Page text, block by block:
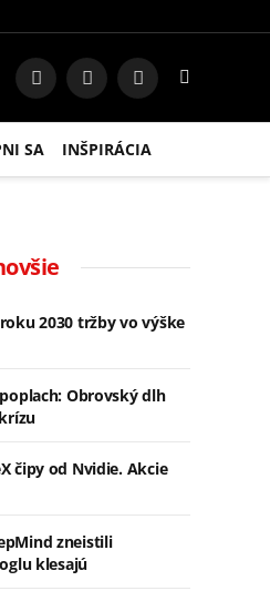
FacebookInstagram
RSS
SA INŠPIRÁCIA
2030 tržby vo výške
Obrovský dlh
čipy od Nvidie. Akcie
zneistili
klesajú